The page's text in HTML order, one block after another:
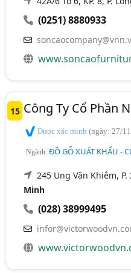
(0251) 8880933
15 Công Ty Cổ Phần
Được xác minh(ngày: 27/
Ngành:ĐỒ GỖ XUẤT KHẨU -
245 Ung Văn Khiêm,
Minh
(028) 38999495